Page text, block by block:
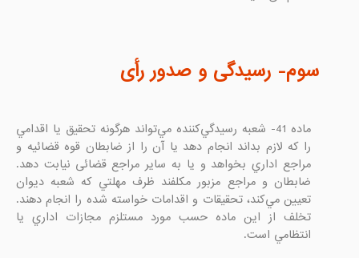
سوم- رسیدگی و صدور رأی
ماده 41- شعبه رسيدگي‌كننده مي‌تواند هرگونه تحقيق يا اقدامي
را كه لازم بداند انجام دهد يا آن را از ضابطان قوه قضائیه و
مراجع اداري بخواهد و يا به ساير مراجع قضائی نيابت دهد.
ضابطان و مراجع مزبور مكلفند ظرف مهلتي كه شعبه ديوان
تعيين مي‌كند، تحقيقات و اقدامات خواسته ‌شده را انجام دهند.
تخلف از اين ماده حسب مورد مستلزم مجازات اداري يا
انتظامي است.